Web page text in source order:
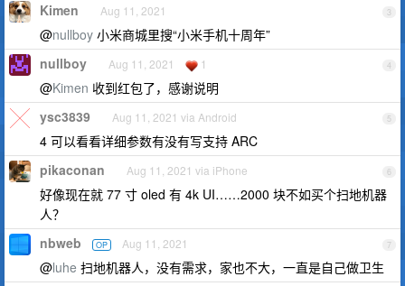
3
Kimen Aug 11, 2021
@nullboy 小米商城里搜“小米手机十周年”
4
nullboy Aug 11, 2021 1
@Kimen 收到红包了，感谢说明
5
ysc3839 Aug 11, 2021 via Android
4 可以看看详细参数有没有写支持 ARC
6
pikaconan Aug 11, 2021 via iPhone
好像现在就 77 寸 oled 有 4k UI……2000 块不如买个扫地机器
人？
7
nbweb OP Aug 11, 2021
@luhe 扫地机器人，没有需求，家也不大，一直是自己做卫生